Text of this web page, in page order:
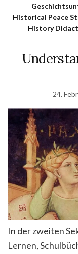
Historical Peace
History
24.
In der zweiten
Lernen,